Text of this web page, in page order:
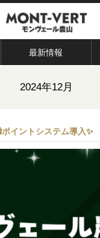
最新情報
2024年12月
イントシステム導入✨